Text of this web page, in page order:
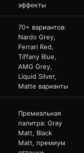
эффекты
70+ вариантов:
Nardo Grey,
Ferrari Red,
Tiffany Blue,
AMG Grey,
Liquid Silver,
Matte варианты
Премиальная
палитра: Gray
Matt, Black
Matt, премиум